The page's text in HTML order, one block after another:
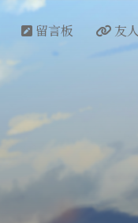
留言板 友人